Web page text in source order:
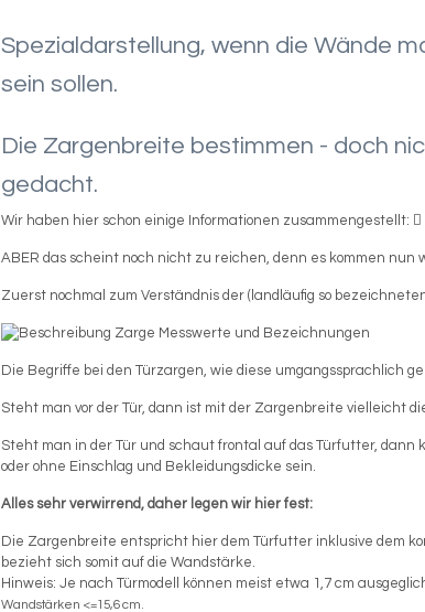
Spezialdarstellung, wenn die Wände
sein sollen.
Die Zargenbreite bestimmen - doch
gedacht.
Wir haben hier schon einige Informationen zusammengestellt:
ABER das scheint noch nicht zu reichen, denn es kommen nun
Zuerst nochmal zum Verständnis der (landläufig so
Die Begriffe bei den Türzargen, wie diese umgangssprachlich
Steht man vor der Tür, dann ist mit der Zargenbreite vielleicht
Steht man in der Tür und schaut frontal auf das Türfutter,
oder ohne Einschlag und Bekleidungsdicke sein.
Alles sehr verwirrend, daher legen wir hier fest:
Die Zargenbreite entspricht hier dem Türfutter inklusive dem
bezieht sich somit auf die Wandstärke.
Hinweis: Je nach Türmodell können meist etwa 1,7 cm
Wandstärken <=15,6 cm.